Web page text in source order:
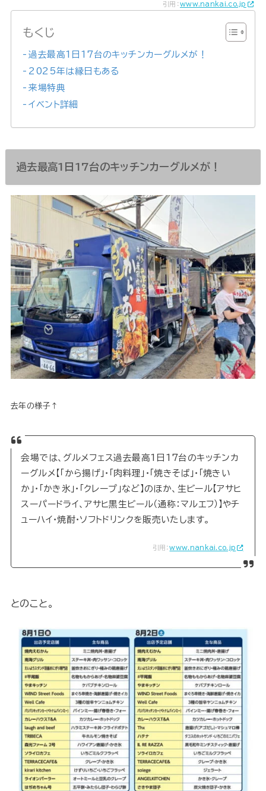
引用：www.nankai.co.jp
もくじ
過去最高1日17台のキッチンカーグルメが！
2025年は縁日もある
来場特典
イベント詳細
過去最高1日17台のキッチンカーグルメが！
去年の様子↑
会場では、グルメフェス過去最高1日17台のキッチンカ
ーグルメ【「から揚げ」・「肉料理」・「焼きそば」・「焼きい
か」・「かき氷」・「クレープ」など】のほか、生ビール【アサヒ
スーパードライ、アサヒ黒生ビール（通称：マルエフ）】やチ
ューハイ・焼酎・ソフトドリンクを販売いたします。
引用：www.nankai.co.jp
とのこと。